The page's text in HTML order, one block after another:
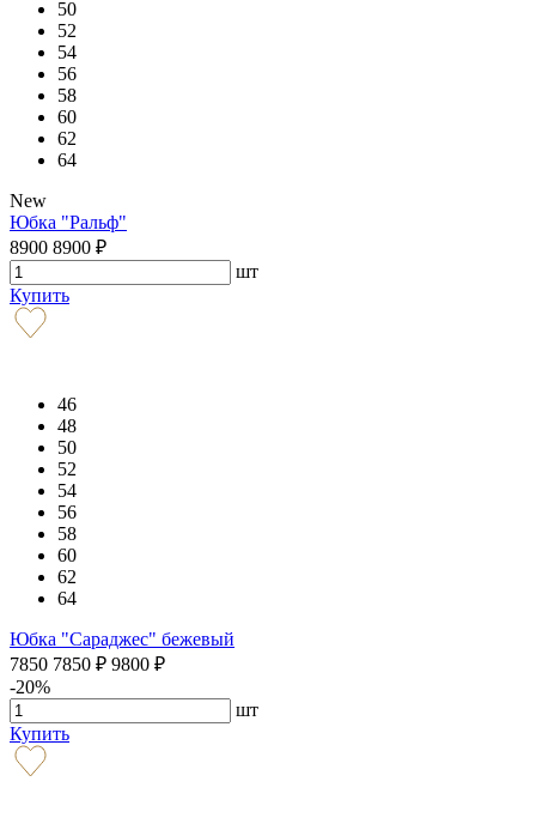
50
52
54
56
58
60
62
64
New
Юбка "Ральф"
8900 8900 ₽
шт
Купить
46
48
50
52
54
56
58
60
62
64
Юбка "Сараджес" бежевый
7850 7850 ₽ 9800 ₽
-20%
шт
Купить